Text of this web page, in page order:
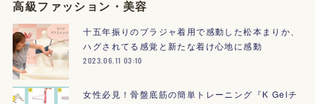
高級ファッション・美容
十五年振りのブラジャ着用で感動した松本まりか、
ハグされてる感覚と新たな着け心地に感動
2023.06.11 03:10
女性必見！骨盤底筋の簡単トレーニング『K Gelチ